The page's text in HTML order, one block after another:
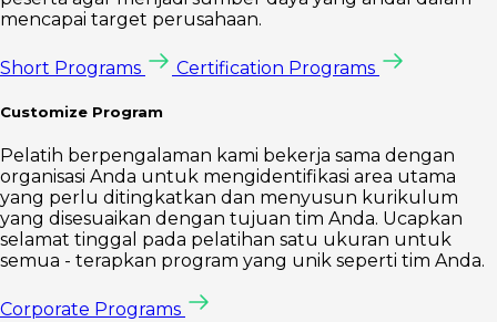
mencapai target perusahaan.
Short Programs Certification Programs
Customize Program
Pelatih berpengalaman kami bekerja sama dengan
organisasi Anda untuk mengidentifikasi area utama
yang perlu ditingkatkan dan menyusun kurikulum
yang disesuaikan dengan tujuan tim Anda. Ucapkan
selamat tinggal pada pelatihan satu ukuran untuk
semua - terapkan program yang unik seperti tim Anda.
Corporate Programs